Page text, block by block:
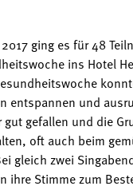
ging es für 48
ins Hotel
entspannen und
gut gefallen und die
oft auch beim
gleich zwei
ihre Stimme zum